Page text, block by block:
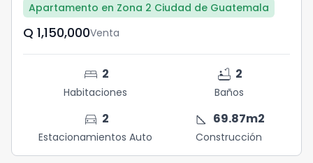
Apartamento en Zona 2 Ciudad de Guatemala
Q	1,150,000Venta
bed 2
Habitaciones
bathtub 2
Baños
directions_car 2
Estacionamientos Auto
square_foot 69.87m2
Construcción